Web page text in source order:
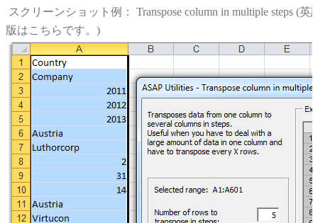
スクリーンショット例： Transpose column in multiple steps (英
版はこちらです。)